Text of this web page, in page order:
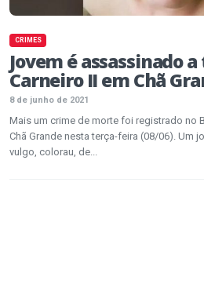
CRIMES
Jovem é assassinado
Carneiro II em Chã
8 de junho de 2021
Mais um crime de morte foi registrado no
Chã Grande nesta terça-feira (08/06). Um
vulgo, colorau, de...